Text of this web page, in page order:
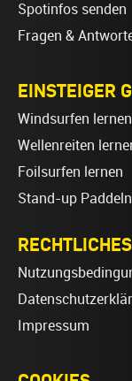
Spotinfos senden
Fragen &
EINSTEIGER
Windsurfen lernen
Wellenreiten
Foilsurfen lernen
Stand-up
RECHTLICHES
Impressum